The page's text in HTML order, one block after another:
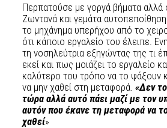
Περπατούσε με γοργά βήματα αλλά
Ζωντανά και γεμάτα
το μηχάνημα υπερήχου από το
ότι κάποιο εργαλείο του έλειπε.
τη νοσηλεύτρια εξηγώντας της τι
εκεί και πως μοιάζει το εργαλείο
καλύτερο του τρόπο να το ψάξουν
να μην χαθεί στη μεταφορά. «Δεν
τώρα αλλά αυτό πάει μαζί με τον
αυτόν που έκανε τη μεταφορά να
χαθεί»